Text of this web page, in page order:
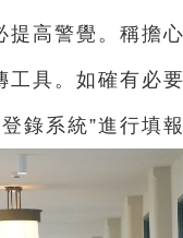
提高警覺。稱擔
具。如確有必
錄系統”進行填報